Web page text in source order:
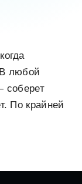
любой
соберет
По крайней